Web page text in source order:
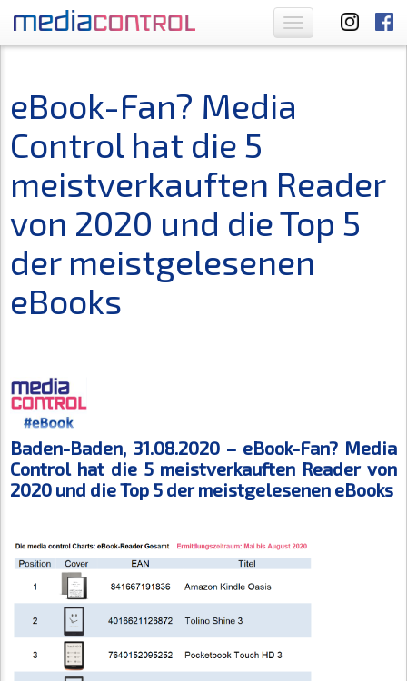
Toggle
navigation
eBook-Fan? Media
Control hat die 5
meistverkauften Reader
von 2020 und die Top 5
der meistgelesenen
eBooks
Baden-Baden, 31.08.2020 – eBook-Fan? Media
Control hat die 5 meistverkauften Reader von
2020 und die Top 5 der meistgelesenen eBooks